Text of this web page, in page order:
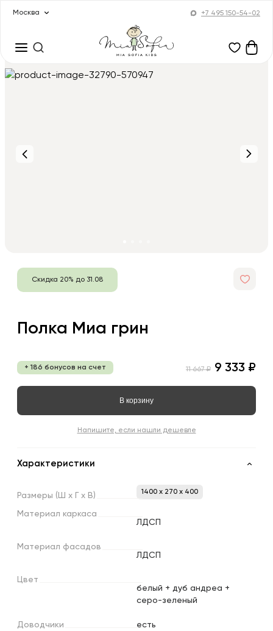
Москва +7 495 150-54-02
Скидка 20% до 31.08
Полка Миа грин
+ 186 бонусов на счет 11 667 ₽ 9 333 ₽
В корзину
Напишите, если нашли дешевле
Характеристики
Размеры (Ш х х В) 1400 x 270 x 400
Материал каркаса
ЛДСП
Материал фасадов
ЛДСП
Цвет
белый + дуб андреа +
серо-зеленый
Доводчики
есть